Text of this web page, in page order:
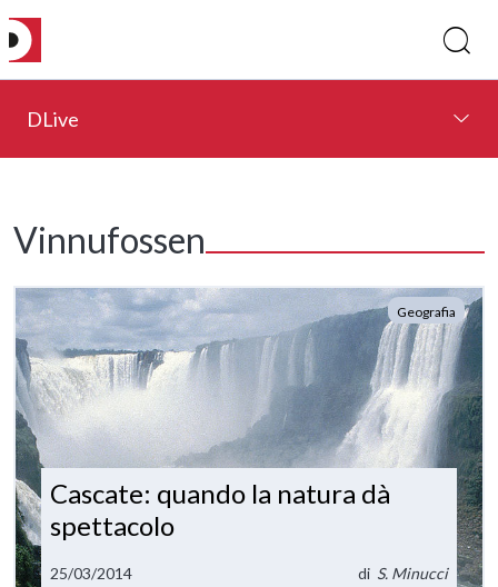
DLive
Vinnufossen
Geografia
Cascate: quando la natura dà
spettacolo
25/03/2014 di S. Minucci